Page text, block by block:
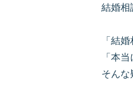
結婚相
「結
「本
そんな